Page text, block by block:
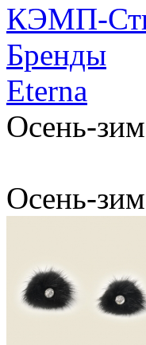
КЭМП-
Бренды
Eterna
Осень-
Осень-